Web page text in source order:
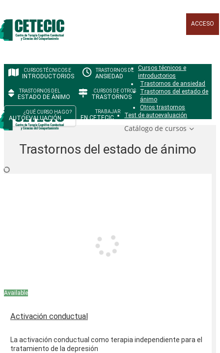
ACCESO
INTRODUCTORIOS ANSIEDAD
ESTADO DE ÁNIMO TRASTORNOS
AUTOEVALUACIÓN EN CETECIC
Cursos técnicos e
introductorios
Trastornos de ansiedad
Trastornos del estado de
ánimo
Otros trastornos
Test de autoevaluación
Trastornos del estado de ánimo
Available
Activación conductual
La activación conductual como terapia independiente para el
tratamiento de la depresión